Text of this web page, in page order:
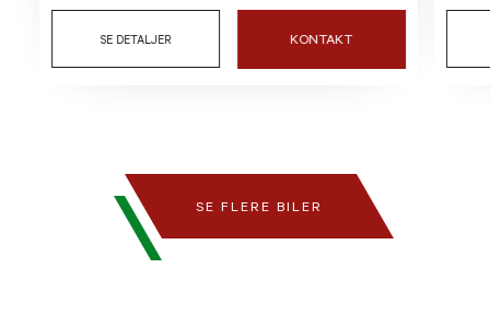
SE DETALJER KONTAKT
SE FLERE BILER